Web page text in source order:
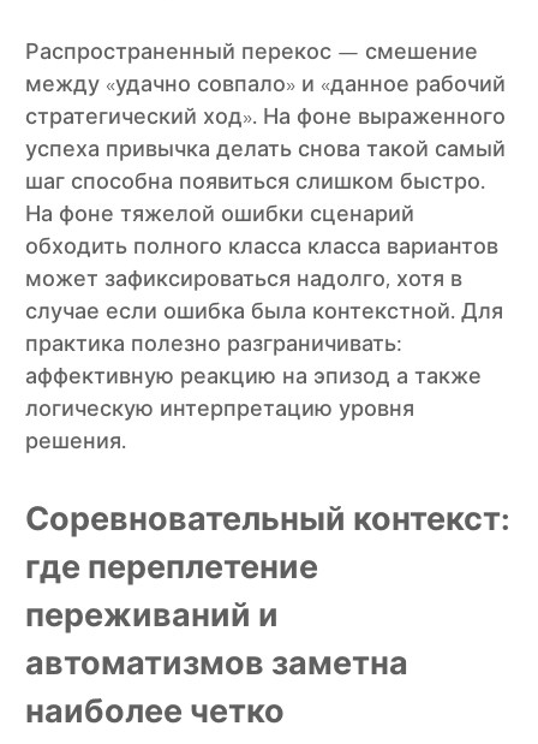
Распространенный перекос — смешение
между «удачно совпало» и «данное рабочий
стратегический ход». На фоне выраженного
успеха привычка делать снова такой самый
шаг способна появиться слишком быстро.
На фоне тяжелой ошибки сценарий
обходить полного класса класса вариантов
может зафиксироваться надолго, хотя в
случае если ошибка была контекстной. Для
практика полезно разграничивать:
аффективную реакцию на эпизод а также
логическую интерпретацию уровня
решения.
Соревновательный контекст:
где переплетение
переживаний и
автоматизмов заметна
наиболее четко